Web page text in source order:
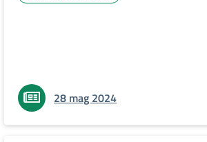
28 mag 2024